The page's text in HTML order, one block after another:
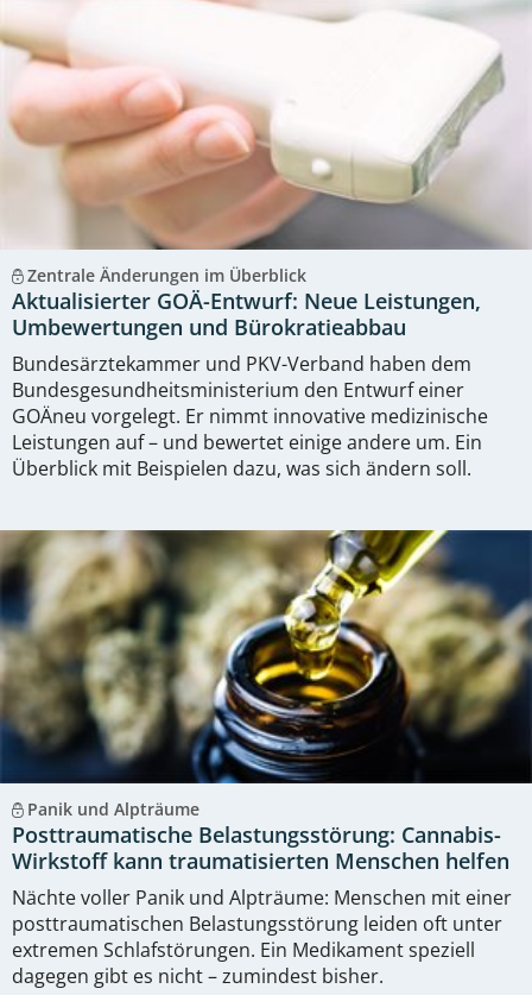
Zentrale Änderungen im Überblick
Aktualisierter GOÄ-Entwurf: Neue Leistungen,
Umbewertungen und Bürokratieabbau
Bundesärztekammer und PKV-Verband haben dem
Bundesgesundheitsministerium den Entwurf einer
GOÄneu vorgelegt. Er nimmt innovative medizinische
Leistungen auf – und bewertet einige andere um. Ein
Überblick mit Beispielen dazu, was sich ändern soll.
Panik und Alpträume
Posttraumatische Belastungsstörung: Cannabis-
Wirkstoff kann traumatisierten Menschen helfen
Nächte voller Panik und Alpträume: Menschen mit einer
posttraumatischen Belastungsstörung leiden oft unter
extremen Schlafstörungen. Ein Medikament speziell
dagegen gibt es nicht – zumindest bisher.